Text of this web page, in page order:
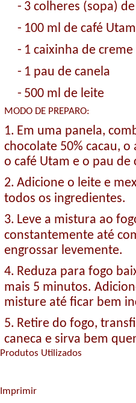
- 3 colheres (sopa)
- 100 ml de café
- 1 caixinha de
- 1 pau de canela
- 500 ml de leite
MODO DE PREPARO:
1. Em uma panela,
chocolate 50% cacau,
o café Utam e o pau de
2. Adicione o leite e
todos os ingredientes.
3. Leve a mistura ao
constantemente até
engrossar levemente.
4. Reduza para fogo
mais 5 minutos.
misture até ficar bem
5. Retire do fogo,
caneca e sirva bem
Produtos Utilizados
Imprimir